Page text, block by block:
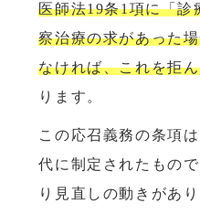
医師法19条1項に「診
察治療の求があった
なければ、これを拒
ります。
この応召義務の条項
代に制定されたもの
り見直しの動きがあ